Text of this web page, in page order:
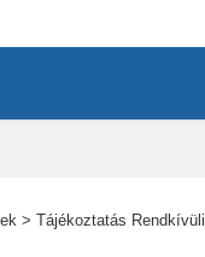
> Tájékoztatás Rendkívüli